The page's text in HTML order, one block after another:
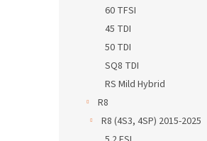
60 TFSI
45 TDI
50 TDI
SQ8 TDI
RS Mild Hybrid
R8
R8 (4S3, 4SP) 2015-2025